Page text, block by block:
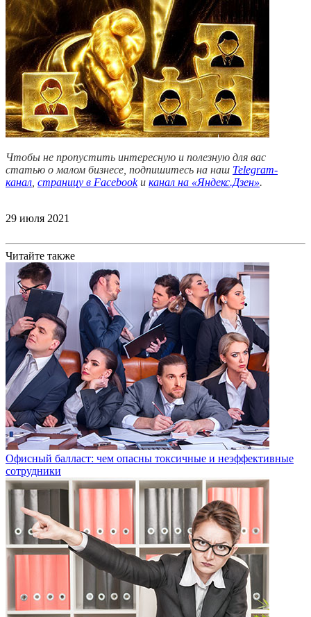
Чтобы не пропустить интересную и полезную для вас
статью о малом бизнесе, подпишитесь на наш Telegram-
канал страницу в Facebookи канал на «Яндекс.Дзен».
29 июля 2021
Читайте также
Офисный балласт: чем опасны токсичные и неэффективные
сотрудники